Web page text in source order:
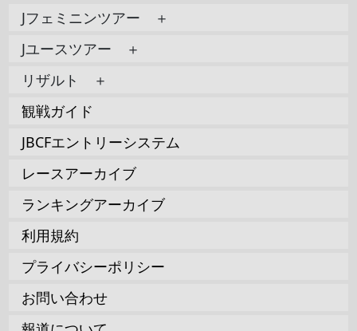
Jフェミニンツアー ＋
Jユースツアー ＋
リザルト ＋
観戦ガイド
JBCFエントリーシステム
レースアーカイブ
ランキングアーカイブ
利用規約
プライバシーポリシー
お問い合わせ